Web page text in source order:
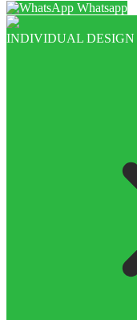
Whatsapp
INDIVIDUAL DESIGN